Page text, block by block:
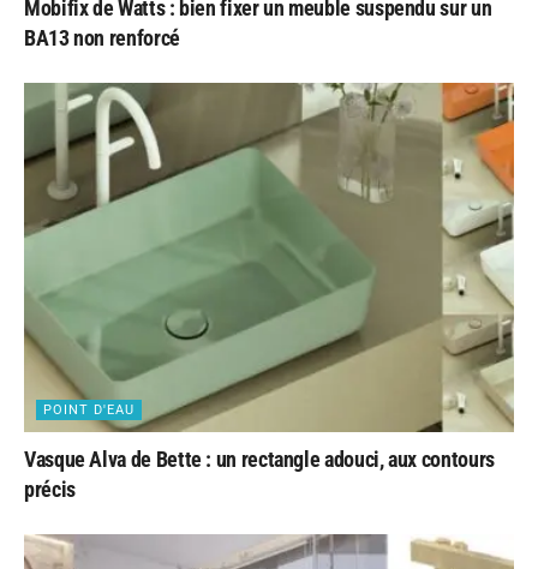
Mobifix de Watts : bien fixer un meuble suspendu sur un
BA13 non renforcé
POINT D'EAU
Vasque Alva de Bette : un rectangle adouci, aux contours
précis